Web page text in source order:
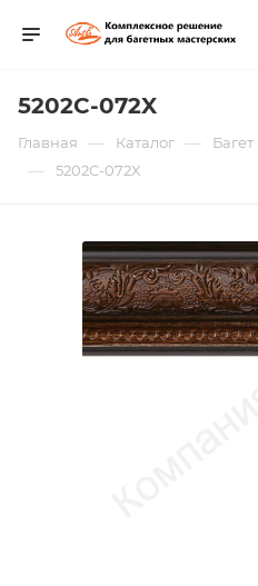
5202C-072X
Главная — Каталог — Багет
— 5202C-072X